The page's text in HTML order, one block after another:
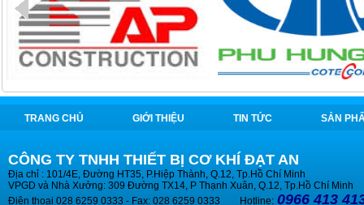
TRANG CHỦ GIỚI THIỆU TIN TỨC SẢN
CÔNG TY TNHH THIẾT BỊ CƠ KHÍ ĐẠT AN
Địa chỉ : 101/4E, Đường HT35, P.Hiệp Thành, Q.12, Tp.Hồ Chí Minh
VPGD và Nhà Xưởng: 309 Đường TX14, P Thạnh Xuân, Q.12, Tp.Hồ Chí Minh
Điện thoại 028 6259 0333 - Fax: 028 6259 0333 Hotline: 0966 413